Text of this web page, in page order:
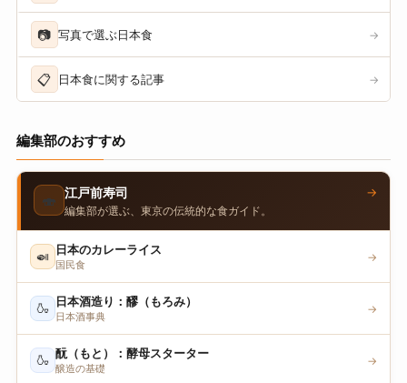
📷 写真で選ぶ日本食 →
📋 日本食に関する記事 →
編集部のおすすめ
🍣 江戸前寿司
編集部が選ぶ、東京の伝統的な食ガイド。
→
🍛 日本のカレーライス
国民食
→
🍶 日本酒造り：醪（もろみ）
日本酒事典
→
🍶 酛（もと）：酵母スターター
醸造の基礎
→